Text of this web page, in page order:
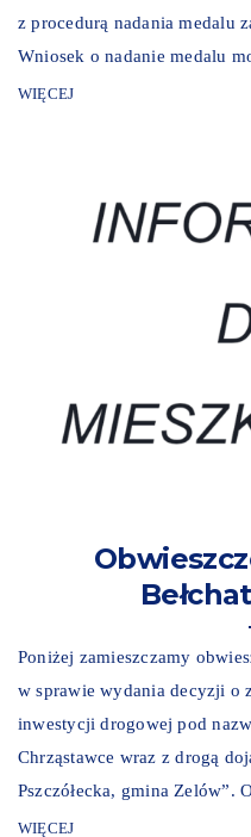
z procedurą nadania medalu
Wniosek o nadanie medalu
WIĘCEJ
Poniżej zamieszczamy
w sprawie wydania decyzji o
inwestycji drogowej pod
Chrząstawce wraz z drogą
Pszczółecka, gmina Zelów”.
WIĘCEJ